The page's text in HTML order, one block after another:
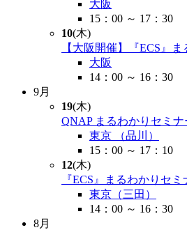
大阪
15：00 ～ 17：30
10(木)
【大阪開催】『ECS』
大阪
14：00 ～ 16：30
9月
19(木)
QNAP まるわかりセミ
東京 （品川）
15：00 ～ 17：10
12(木)
『ECS』まるわかりセ
東京（三田）
14：00 ～ 16：30
8月